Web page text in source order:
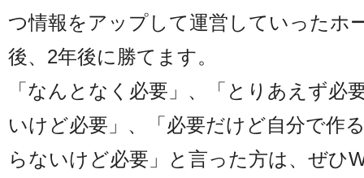
つ情報をアップして運営していったホ
後、2年後に勝てます。
「なんとなく必要」、「とりあえず必
いけど必要」、「必要だけど自分で作
らないけど必要」と言った方は、ぜひ